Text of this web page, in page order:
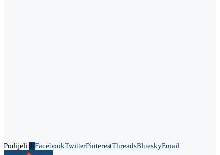
Podijeli 0 FacebookTwitterPinterestThreadsBlueskyEmail